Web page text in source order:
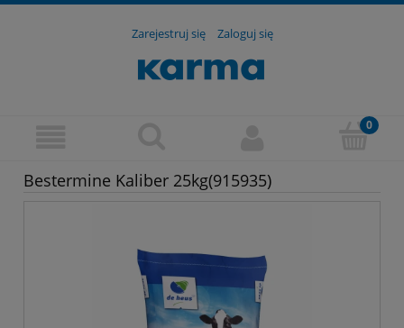
Zarejestruj się Zaloguj się
Bestermine Kaliber 25kg(915935)